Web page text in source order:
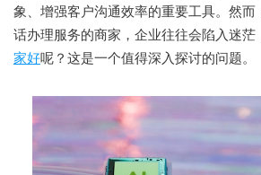
象、增强客户沟通效率的重要工具。然
话办理服务的商家，企业往往会陷入迷茫
家好呢？这是一个值得深入探讨的问题。